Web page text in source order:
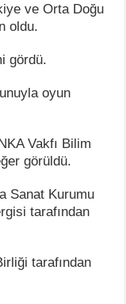
ve Orta Doğu
oldu.
gördü.
oyun
Vakfı Bilim
görüldü.
Sanat Kurumu
tarafından
tarafından